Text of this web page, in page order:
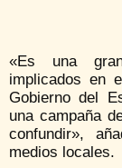
«Es una
implicados en
Gobierno del
una campaña
confundir»,
medios locales.